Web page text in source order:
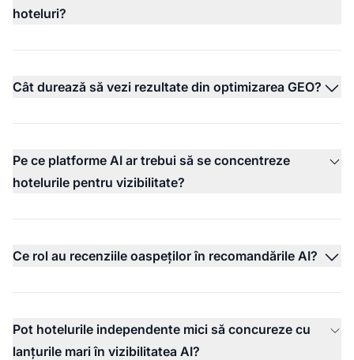
hoteluri?
Cât durează să vezi rezultate din optimizarea GEO?
Pe ce platforme AI ar trebui să se concentreze
hotelurile pentru vizibilitate?
Ce rol au recenziile oaspeților în recomandările AI?
Pot hotelurile independente mici să concureze cu
lanțurile mari în vizibilitatea AI?